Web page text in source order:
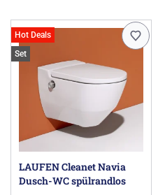
Hot Deals
Set
LAUFEN Cleanet Navia
Dusch-WC spülrandlos